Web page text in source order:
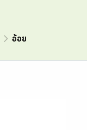
อ้อย